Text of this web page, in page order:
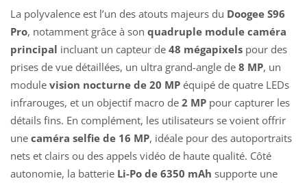
La polyvalence est l’un des atouts majeurs du Doogee S96
Pro, notamment grâce à son quadruple module caméra
principal incluant un capteur de 48 mégapixels pour des
prises de vue détaillées, un ultra grand-angle de 8 MP, un
module vision nocturne de 20 MP équipé de quatre LEDs
infrarouges, et un objectif macro de 2 MP pour capturer les
détails fins. En complément, les utilisateurs se voient offrir
une caméra selfie de 16 MP, idéale pour des autoportraits
nets et clairs ou des appels vidéo de haute qualité. Côté
autonomie, la batterie Li-Po de 6350 mAh supporte une